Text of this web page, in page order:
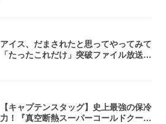
アイス、だまされたと思ってやってみて
「たったこれだけ」突破ファイル放送で
【キャプテンスタッグ】史上最強の保冷
力！『真空断熱スーパーコールドクーラ